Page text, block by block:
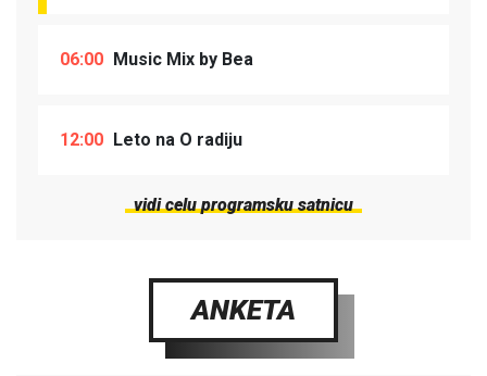
06:00 Music Mix by Bea
12:00 Leto na O radiju
vidi celu programsku satnicu
ANKETA